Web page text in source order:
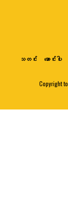
သတင်း ဆောင်းပါး
Copyright